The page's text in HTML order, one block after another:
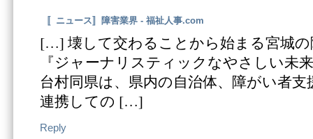
〚ニュース〛障害業界 - 福祉人事.com
[…] 壊して交わることから始まる宮城
『ジャーナリスティックなやさしい未
台村同県は、県内の自治体、障がい者
連携しての […]
Reply